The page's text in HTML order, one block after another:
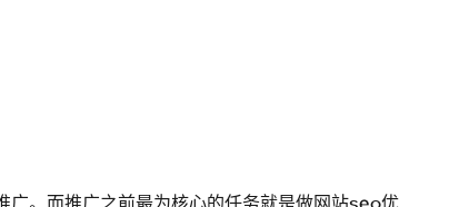
广。而推广之前最为核心的任务就是做网站seo优